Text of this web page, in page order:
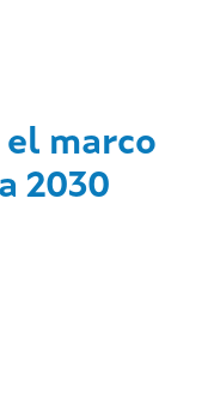
el marco
2030